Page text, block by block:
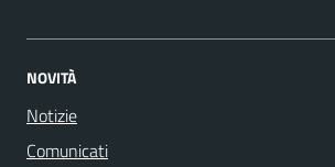
NOVITÀ
Notizie
Comunicati